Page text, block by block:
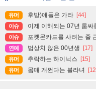
유머 후방)애들은 가라 [44]
이슈 이제 이해되는 07년 룸싸
이슈 포켓몬카드를 사려는 줄
연예 범상치 않은 00년생 [17]
유머 추락하는 하이닉스 [15]
유머 몸매 개쩐다는 블라녀